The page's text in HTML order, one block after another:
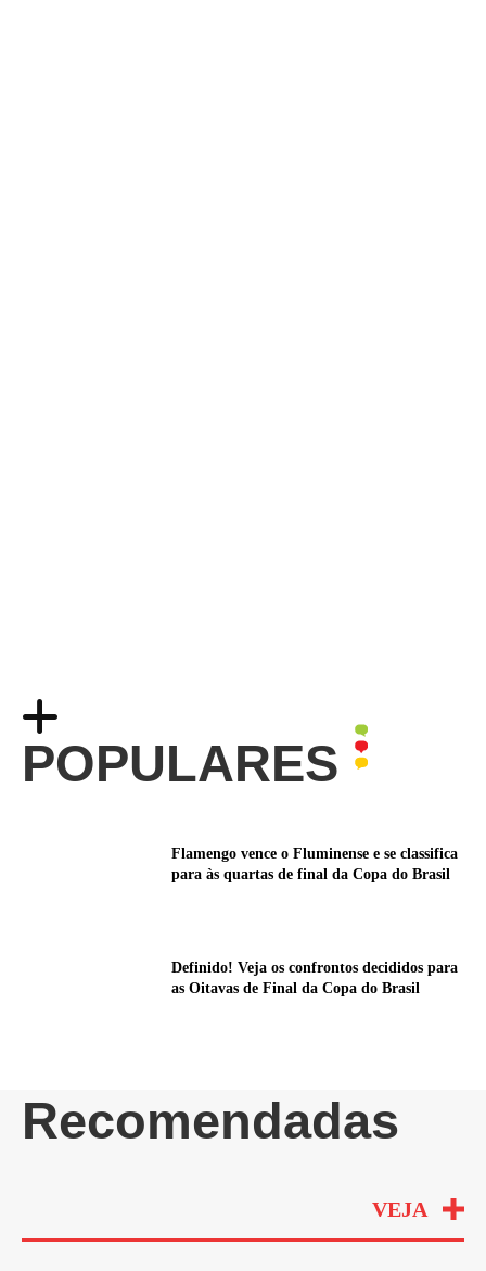
POPULARES
Flamengo vence o Fluminense e se classifica
para às quartas de final da Copa do Brasil
Definido! Veja os confrontos decididos para
as Oitavas de Final da Copa do Brasil
Recomendadas
VEJA